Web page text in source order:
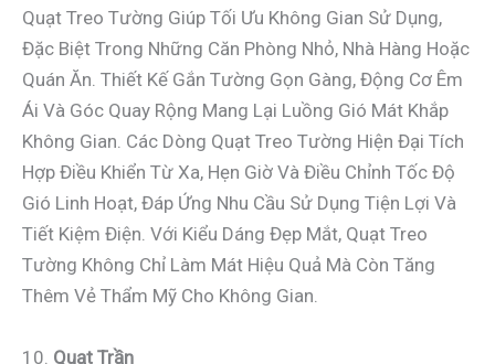
Quạt Treo Tường Giúp Tối Ưu Không Gian Sử Dụng,
Đặc Biệt Trong Những Căn Phòng Nhỏ, Nhà Hàng Hoặc
Quán Ăn. Thiết Kế Gắn Tường Gọn Gàng, Động Cơ Êm
Ái Và Góc Quay Rộng Mang Lại Luồng Gió Mát Khắp
Không Gian. Các Dòng Quạt Treo Tường Hiện Đại Tích
Hợp Điều Khiển Từ Xa, Hẹn Giờ Và Điều Chỉnh Tốc Độ
Gió Linh Hoạt, Đáp Ứng Nhu Cầu Sử Dụng Tiện Lợi Và
Tiết Kiệm Điện. Với Kiểu Dáng Đẹp Mắt, Quạt Treo
Tường Không Chỉ Làm Mát Hiệu Quả Mà Còn Tăng
Thêm Vẻ Thẩm Mỹ Cho Không Gian.
10. Quạt Trần